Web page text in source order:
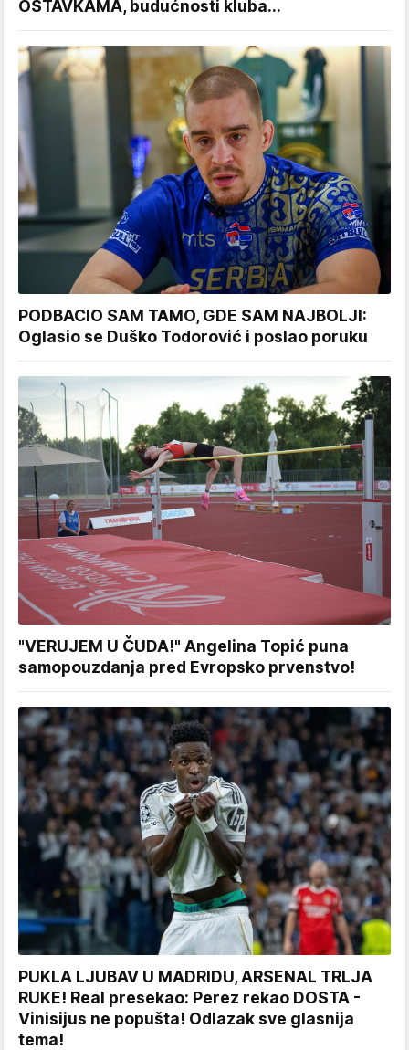
OSTAVKAMA, budućnosti kluba...
PODBACIO SAM TAMO, GDE SAM NAJBOLJI:
Oglasio se Duško Todorović i poslao poruku
"VERUJEM U ČUDA!" Angelina Topić puna
samopouzdanja pred Evropsko prvenstvo!
PUKLA LJUBAV U MADRIDU, ARSENAL TRLJA
RUKE! Real presekao: Perez rekao DOSTA -
Vinisijus ne popušta! Odlazak sve glasnija
tema!